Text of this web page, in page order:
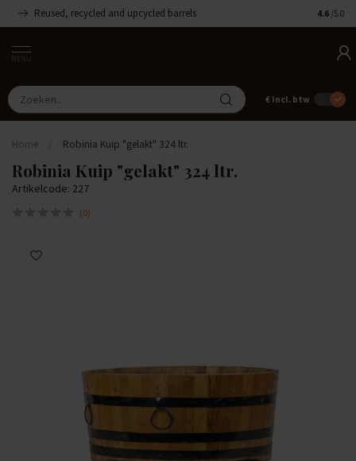
Reused, recycled and upcycled barrels 4.6 /5.0
MENU
€ Incl. btw
Home Robinia Kuip "gelakt" 324 ltr.
Robinia Kuip "gelakt" 324 ltr.
Artikelcode: 227
(0)